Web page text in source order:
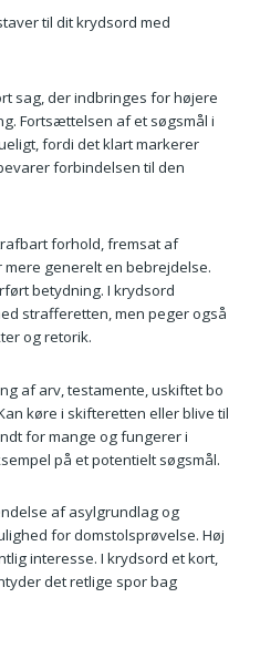
til dit krydsord med
sag, der indbringes for højere
Fortsættelsen af et søgsmål i
fordi det klart markerer
forbindelsen til den
forhold, fremsat af
generelt en bebrejdelse.
betydning. I krydsord
strafferetten, men peger også
og retorik.
af arv, testamente, uskiftet bo
køre i skifteretten eller blive til
for mange og fungerer i
på et potentielt søgsmål.
af asylgrundlag og
for domstolsprøvelse. Høj
interesse. I krydsord et kort,
det retlige spor bag